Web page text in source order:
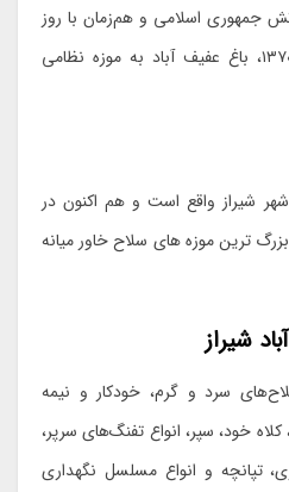
جمهوری اسلامی و هم‌زمان با روز
ارتش در تاریخ ۲۹ فروردین ۱۳۷۰، باغ عفیف آباد به موزه نظامی
شیراز واقع است و هم اکنون در
بزرگ ترین موزه های سلاح خاور میانه
شیراز
سرد و گرم، خودکار و نیمه
کلاه خود، سپر، انواع تفنگ‌های سرپر،
تپانچه و انواع مسلسل نگهداری